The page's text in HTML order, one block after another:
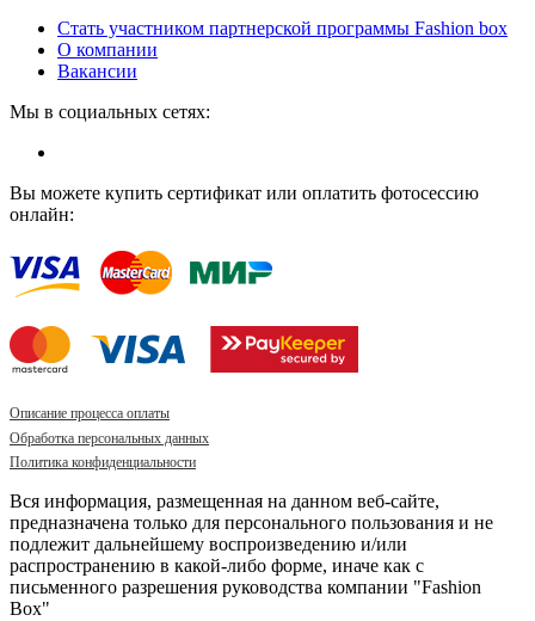
Стать участником партнерской программы Fashion box
О компании
Вакансии
Мы в социальных сетях:
Вы можете купить сертификат или оплатить фотосессию
онлайн:
Описание процесса оплаты
Обработка персональных данных
Политика конфиденциальности
Вся информация, размещенная на данном веб-сайте,
предназначена только для персонального пользования и не
подлежит дальнейшему воспроизведению и/или
распространению в какой-либо форме, иначе как с
письменного разрешения руководства компании "Fashion
Box"